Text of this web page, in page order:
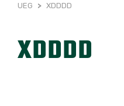
UEG > XDDDD
XDDDD